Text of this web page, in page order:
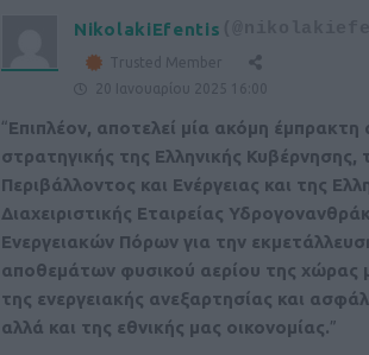
NikolakiEfentis
Trusted Member
20 Ιανουαρίου 2025 16:00
“Επιπλέον, αποτελεί μία ακόμη
στρατηγικής της Ελληνικής Κυβέρνησης,
Περιβάλλοντος και Ενέργειας και της
Διαχειριστικής Εταιρείας
Ενεργειακών Πόρων για την
αποθεμάτων φυσικού αερίου της χώρας
της ενεργειακής ανεξαρτησίας και
αλλά και της εθνικής μας οικονομίας.”